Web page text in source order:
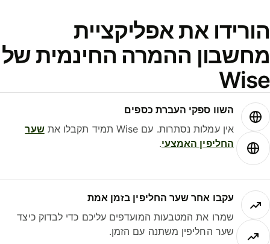
את אפליקציית
ההמרה החינמית של
השוו ספקי העברת כספים
אין עמלות נסתרות. עם Wise תמיד תקבלו את
שער
החליפין האמצעי.
עקבו אחר שער החליפין בזמן אמת
שמרו את המטבעות המועדפים עליכם כדי לבדוק כיצד
שער החליפין משתנה עם הזמן.